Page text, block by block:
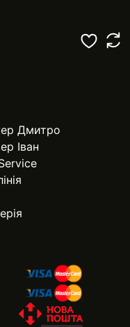
Дмитро
Іван